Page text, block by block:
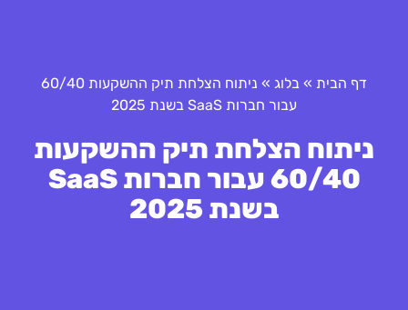
דף הבית » בלוג »
ניתוח הצלחת תיק ההשקעות 60/40
עבור חברות SaaS בשנת 2025
ניתוח הצלחת תיק ההשקעות
60/40 עבור חברות SaaS
בשנת 2025